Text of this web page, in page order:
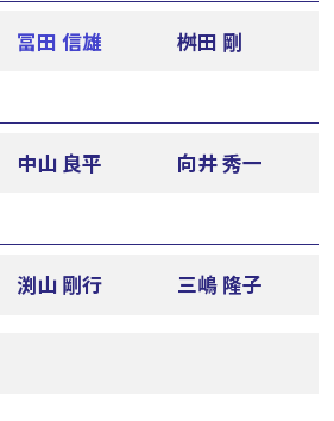
冨田 信雄 桝田 剛
中山 良平 向井 秀一
渕山 剛行 三嶋 隆子